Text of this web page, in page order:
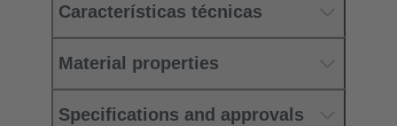
Características técnicas
Material properties
Specifications and approvals